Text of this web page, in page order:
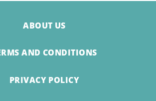
ABOUT US
AND CONDITIONS
PRIVACY POLICY